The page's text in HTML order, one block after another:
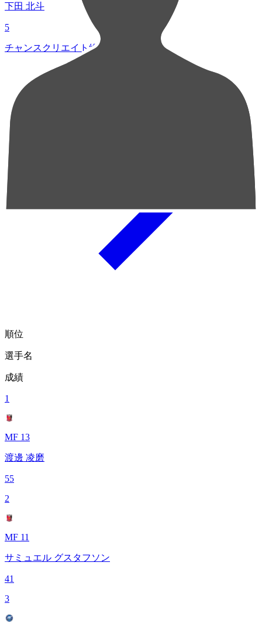
下田 北斗
5
チャンスクリエイト総数
順位
選手名
成績
1
MF 13
渡邊 凌磨
55
2
MF 11
サミュエル グスタフソン
41
3